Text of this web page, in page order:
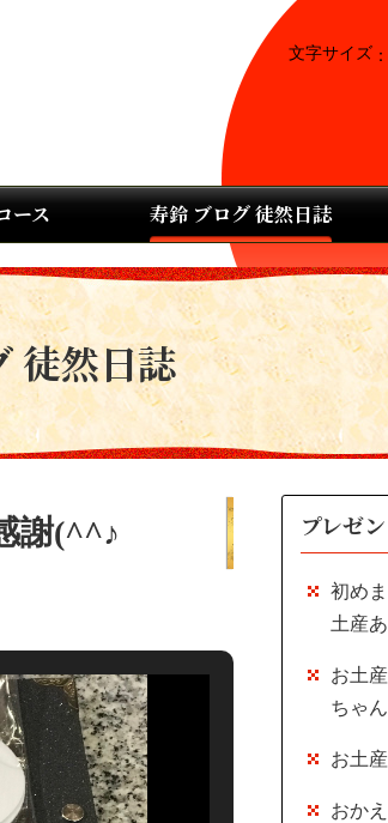
ース 寿鈴 ブログ 徒然日誌
文字サイズ
徒然日誌
謝(^^♪ プレゼ
初め
土産
お土
ちゃん
お土
おか